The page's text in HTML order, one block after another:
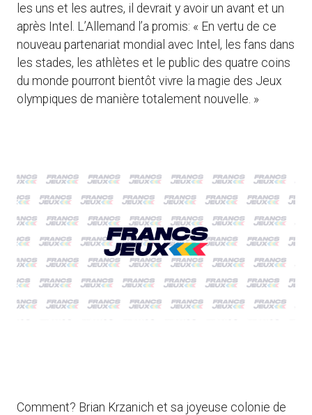
les uns et les autres, il devrait y avoir un avant et un
après Intel. L’Allemand l’a promis: « En vertu de ce
nouveau partenariat mondial avec Intel, les fans dans
les stades, les athlètes et le public des quatre coins
du monde pourront bientôt vivre la magie des Jeux
olympiques de manière totalement nouvelle. »
Comment? Brian Krzanich et sa joyeuse colonie de